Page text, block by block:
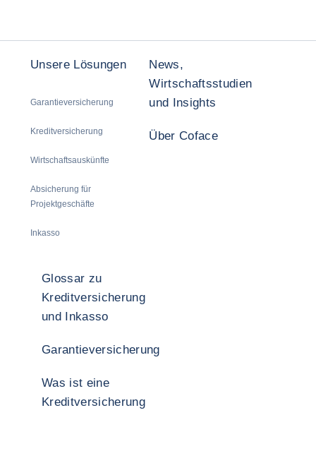
Unsere Lösungen
Garantieversicherung
Kreditversicherung
Wirtschaftsauskünfte
Absicherung für
Projektgeschäfte
Inkasso
News,
Wirtschaftsstudien
und Insights
Über Coface
Glossar zu
Kreditversicherung
und Inkasso
Garantieversicherung
Was ist eine
Kreditversicherung